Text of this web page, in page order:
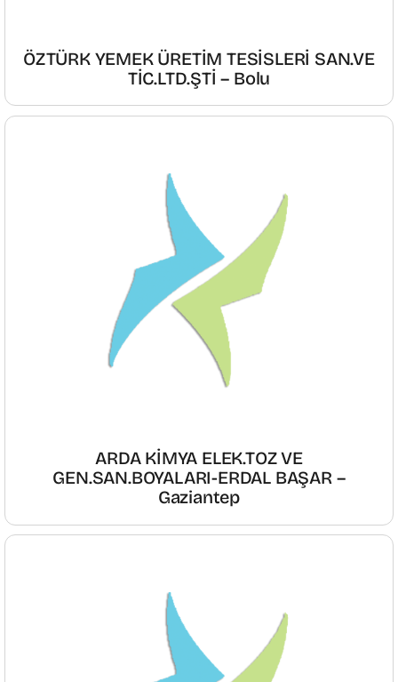
ÖZTÜRK YEMEK ÜRETİM TESİSLERİ SAN.VE
TİC.LTD.ŞTİ – Bolu
ARDA KİMYA ELEK.TOZ VE
GEN.SAN.BOYALARI-ERDAL BAŞAR –
Gaziantep